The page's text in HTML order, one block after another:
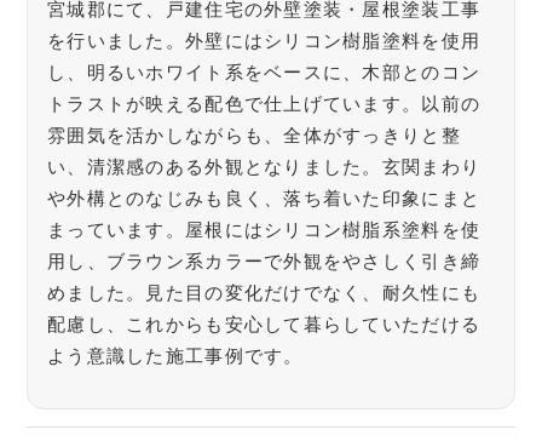
宮城郡にて、戸建住宅の外壁塗装・屋根塗装工事
を行いました。外壁にはシリコン樹脂塗料を使用
し、明るいホワイト系をベースに、木部とのコン
トラストが映える配色で仕上げています。以前の
雰囲気を活かしながらも、全体がすっきりと整
い、清潔感のある外観となりました。玄関まわり
や外構とのなじみも良く、落ち着いた印象にまと
まっています。屋根にはシリコン樹脂系塗料を使
用し、ブラウン系カラーで外観をやさしく引き締
めました。見た目の変化だけでなく、耐久性にも
配慮し、これからも安心して暮らしていただける
よう意識した施工事例です。